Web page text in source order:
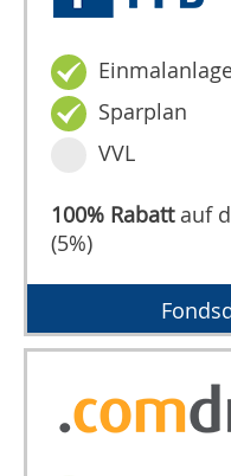
Sparplan
VVL
100% Rabattauf
(5%)